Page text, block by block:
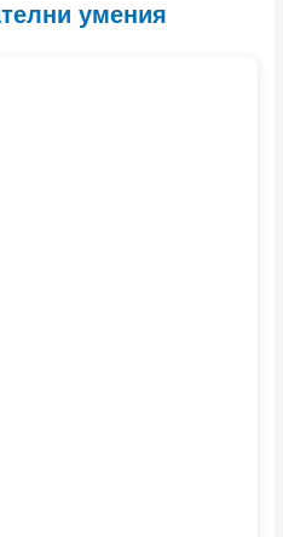
умения